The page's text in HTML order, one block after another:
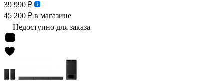
39 990 ₽
45 200 ₽ в магазине
Недоступно для заказа